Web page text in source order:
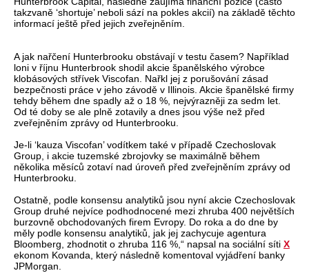
takzvaně ‘shortuje’ neboli sází na pokles akcií) na základě těchto
informací ještě před jejich zveřejněním.
A jak nařčení Hunterbrooku obstávají v testu časem? Například
loni v říjnu Hunterbrook shodil akcie španělského výrobce
klobásových střívek Viscofan. Nařkl jej z porušování zásad
bezpečnosti práce v jeho závodě v Illinois. Akcie španělské firmy
tehdy během dne spadly až o 18 %, nejvýrazněji za sedm let.
Od té doby se ale plně zotavily a dnes jsou výše než před
zveřejněním zprávy od Hunterbrooku.
Je-li ‘kauza Viscofan’ vodítkem také v případě Czechoslovak
Group, i akcie tuzemské zbrojovky se maximálně během
několika měsíců zotaví nad úroveň před zveřejněním zprávy od
Hunterbrooku.
Ostatně, podle konsensu analytiků jsou nyní akcie Czechoslovak
Group druhé nejvíce podhodnocené mezi zhruba 400 největších
burzovně obchodovaných firem Evropy. Do roka a do dne by
měly podle konsensu analytiků, jak jej zachycuje agentura
Bloomberg, zhodnotit o zhruba 116 %,“ napsal na sociální síti X
ekonom Kovanda, který následně komentoval vyjádření banky
JPMorgan.